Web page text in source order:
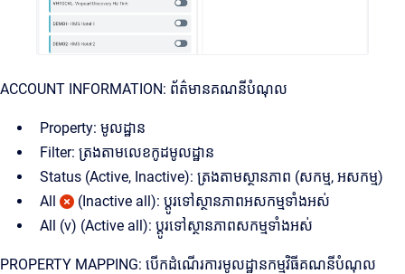
ACCOUNT INFORMATION: ព័ត៌មានគណនីបំណុល
Property: មូលដ្ឋាន
Filter: ត្រងតាមលេខកូដមូលដ្ឋាន
Status (Active, Inactive): ត្រងតាមស្ថានភាព (សកម្ម, អសកម្ម)
All
(Inactive all): ប្តូរទៅស្ថានភាពអសកម្មទាំងអស់
All (v) (Active all): ប្តូរទៅស្ថានភាពសកម្មទាំងអស់
PROPERTY MAPPING: បើកដំណើរការមូលដ្ឋានកម្មវិធីគណនីបំណុល